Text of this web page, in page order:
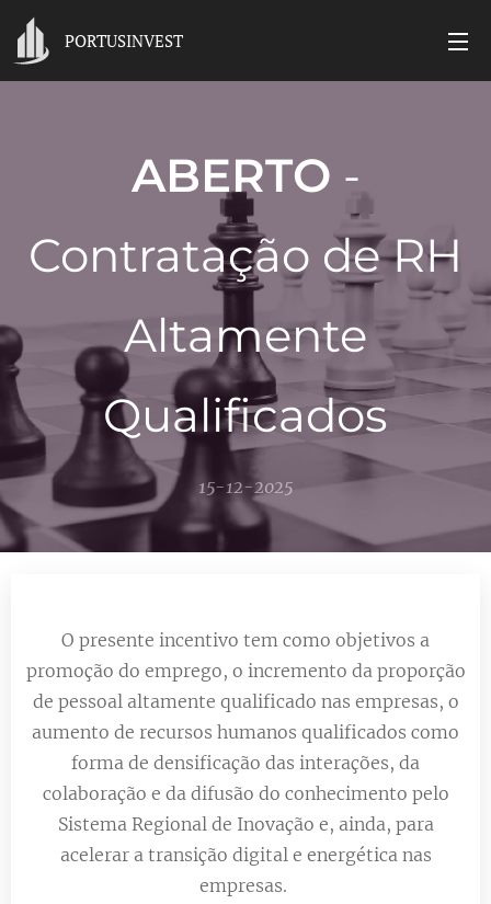
PORTUSINVEST
ABERTO -
Contratação de RH
Altamente
Qualificados
15-12-2025
O presente incentivo tem como objetivos a
promoção do emprego, o incremento da proporção
de pessoal altamente qualificado nas empresas, o
aumento de recursos humanos qualificados como
forma de densificação das interações, da
colaboração e da difusão do conhecimento pelo
Sistema Regional de Inovação e, ainda, para
acelerar a transição digital e energética nas
empresas.